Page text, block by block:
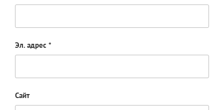
Эл. адрес *
Сайт